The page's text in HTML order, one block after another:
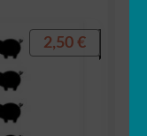
2,50 €